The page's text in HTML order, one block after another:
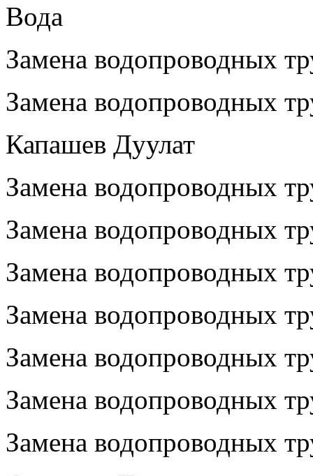
Вода
Замена водопроводных
Замена водопроводных
Капашев Дуулат
Замена водопроводных
Замена водопроводных
Замена водопроводных
Замена водопроводных
Замена водопроводных
Замена водопроводных
Замена водопроводных